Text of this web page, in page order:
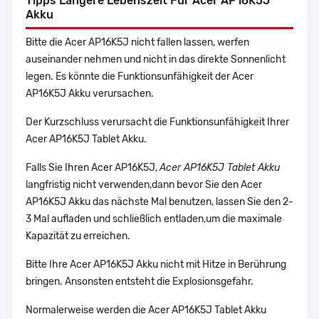
Akku
Bitte die Acer AP16K5J nicht fallen lassen, werfen
auseinander nehmen und nicht in das direkte Sonnenlicht
legen. Es könnte die Funktionsunfähigkeit der Acer
AP16K5J Akku verursachen.
Der Kurzschluss verursacht die Funktionsunfähigkeit Ihrer
Acer AP16K5J Tablet Akku.
Falls Sie Ihren Acer AP16K5J,Acer AP16K5J Tablet Akku
langfristig nicht verwenden,dann bevor Sie den Acer
AP16K5J Akku das nächste Mal benutzen, lassen Sie den 2-
3 Mal aufladen und schließlich entladen,um die maximale
Kapazität zu erreichen.
Bitte Ihre Acer AP16K5J Akku nicht mit Hitze in Berührung
bringen. Ansonsten entsteht die Explosionsgefahr.
Normalerweise werden die Acer AP16K5J Tablet Akku